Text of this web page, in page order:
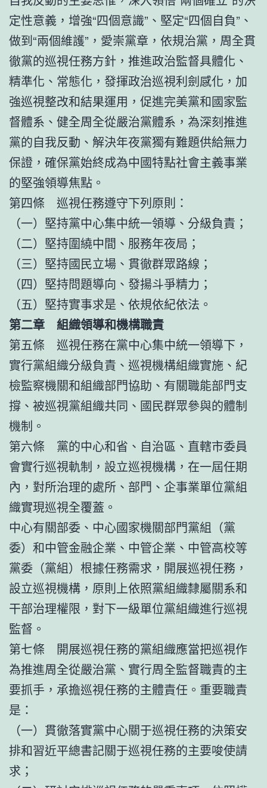
定性意義，增強“四個意識”、堅定“四個自負”、
做到“兩個維護”，愛崇黨章，依規治黨，周全貫
徹黨的巡視任務方針，推進政治監督具體化、
精準化、常態化，發揮政治巡視利劍感化，加
強巡視整改和結果運用，促進完美黨和國家監
督體系、健全周全從嚴治黨體系，為深刻推進
黨的自我反動、解決年夜黨獨有難題供給無力
保證，確保黨始終成為中國特點社會主義事業
的堅強領導焦點。
第四條 巡視任務遵守下列原則：
（一）堅持黨中心集中統一領導、分級負責；
（二）堅持圍繞中間、服務年夜局；
（三）堅持國民立場、貫徹群眾路線；
（四）堅持問題導向、發揚斗爭精力；
（五）堅持實事求是、依規依紀依法。
第二章 組織領導和機構職責
第五條 巡視任務在黨中心集中統一領導下，
實行黨組織分級負責、巡視機構組織實施、紀
檢監察機關和組織部門協助、有關職能部門支
撐、被巡視黨組織共同、國民群眾參與的體制
機制。
第六條 黨的中心和省、自治區、直轄市委員
會實行巡視軌制，設立巡視機構，在一屆任期
內，對所治理的處所、部門、企事業單位黨組
織實現巡視全覆蓋。
中心有關部委、中心國家機關部門黨組（黨
委）和中管金融企業、中管企業、中管高校等
黨委（黨組）根據任務需求，開展巡視任務，
設立巡視機構，原則上依照黨組織隸屬關系和
干部治理權限，對下一級單位黨組織進行巡視
監督。
第七條 開展巡視任務的黨組織應當把巡視作
為推進周全從嚴治黨、實行周全監督職責的主
要抓手，承擔巡視任務的主體責任。重要職責
是：
（一）貫徹落實黨中心關于巡視任務的決策安
排和習近平總書記關于巡視任務的主要唆使請
求；